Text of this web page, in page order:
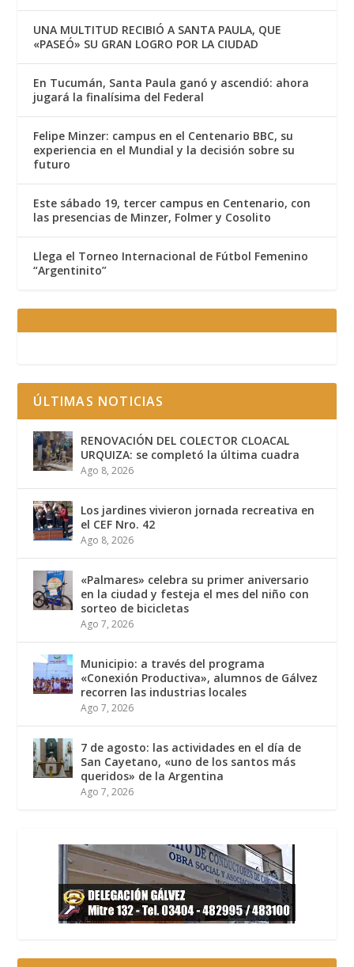
UNA MULTITUD RECIBIÓ A SANTA PAULA, QUE
«PASEÓ» SU GRAN LOGRO POR LA CIUDAD
En Tucumán, Santa Paula ganó y ascendió: ahora
jugará la finalísima del Federal
Felipe Minzer: campus en el Centenario BBC, su
experiencia en el Mundial y la decisión sobre su
futuro
Este sábado 19, tercer campus en Centenario, con
las presencias de Minzer, Folmer y Cosolito
Llega el Torneo Internacional de Fútbol Femenino
“Argentinito”
ÚLTIMAS NOTICIAS
RENOVACIÓN DEL COLECTOR CLOACAL
URQUIZA: se completó la última cuadra
Ago 8, 2026
Los jardines vivieron jornada recreativa en
el CEF Nro. 42
Ago 8, 2026
«Palmares» celebra su primer aniversario
en la ciudad y festeja el mes del niño con
sorteo de bicicletas
Ago 7, 2026
Municipio: a través del programa
«Conexión Productiva», alumnos de Gálvez
recorren las industrias locales
Ago 7, 2026
7 de agosto: las actividades en el día de
San Cayetano, «uno de los santos más
queridos» de la Argentina
Ago 7, 2026